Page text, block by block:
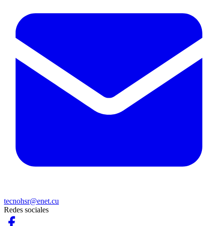
tecnohsr@enet.cu
Redes sociales